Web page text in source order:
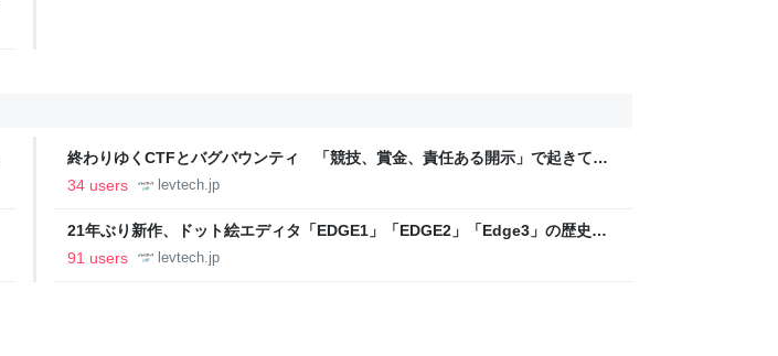
終わりゆくCTFとバグバウンティ 「競技、賞金、責任ある開示」で起きてい
ること【フォーカス】 - レバテックLAB
34 users levtech.jp
21年ぶり新作、ドット絵エディタ「EDGE1」「EDGE2」「Edge3」の歴史に
ついて作者に聞く【フォーカス】 - レバテックLAB
91 users levtech.jp